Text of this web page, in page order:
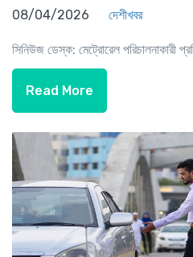
08/04/2026 দেশীখবর
সিনিউজ ডেস্ক: মেট্রোরেল পরিচালনাকারী
Read More